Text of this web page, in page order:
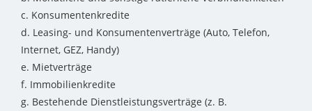
c. Konsumentenkredite
d. Leasing- und Konsumentenverträge (Auto, Telefon,
Internet, GEZ, Handy)
e. Mietverträge
f. Immobilienkredite
g. Bestehende Dienstleistungsverträge (z. B.